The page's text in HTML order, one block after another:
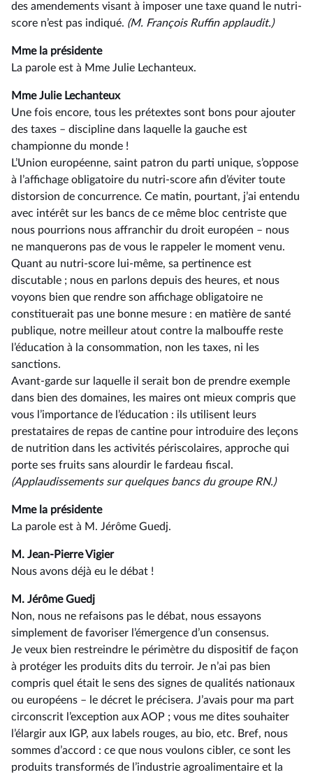
des amendements visant à imposer une taxe quand le nutri-
score n’est pas indiqué. (M. François Ruffin applaudit.)
Mme la présidente
La parole est à Mme Julie Lechanteux.
Mme Julie Lechanteux
Une fois encore, tous les prétextes sont bons pour ajouter
des taxes –⁠ discipline dans laquelle la gauche est
championne du monde !
L’Union européenne, saint patron du parti unique, s’oppose
à l’affichage obligatoire du nutri-score afin d’éviter toute
distorsion de concurrence. Ce matin, pourtant, j’ai entendu
avec intérêt sur les bancs de ce même bloc centriste que
nous pourrions nous affranchir du droit européen –⁠ nous
ne manquerons pas de vous le rappeler le moment venu.
Quant au nutri-score lui-même, sa pertinence est
discutable ; nous en parlons depuis des heures, et nous
voyons bien que rendre son affichage obligatoire ne
constituerait pas une bonne mesure : en matière de santé
publique, notre meilleur atout contre la malbouffe reste
l’éducation à la consommation, non les taxes, ni les
sanctions.
Avant-garde sur laquelle il serait bon de prendre exemple
dans bien des domaines, les maires ont mieux compris que
vous l’importance de l’éducation : ils utilisent leurs
prestataires de repas de cantine pour introduire des leçons
de nutrition dans les activités périscolaires, approche qui
porte ses fruits sans alourdir le fardeau fiscal.
(Applaudissements sur quelques bancs du groupe RN.)
Mme la présidente
La parole est à M. Jérôme Guedj.
M. Jean-Pierre Vigier
Nous avons déjà eu le débat !
M. Jérôme Guedj
Non, nous ne refaisons pas le débat, nous essayons
simplement de favoriser l’émergence d’un consensus.
Je veux bien restreindre le périmètre du dispositif de façon
à protéger les produits dits du terroir. Je n’ai pas bien
compris quel était le sens des signes de qualités nationaux
ou européens –⁠ le décret le précisera. J’avais pour ma part
circonscrit l’exception aux AOP ; vous me dites souhaiter
l’élargir aux IGP, aux labels rouges, au bio, etc. Bref, nous
sommes d’accord : ce que nous voulons cibler, ce sont les
produits transformés de l’industrie agroalimentaire et la